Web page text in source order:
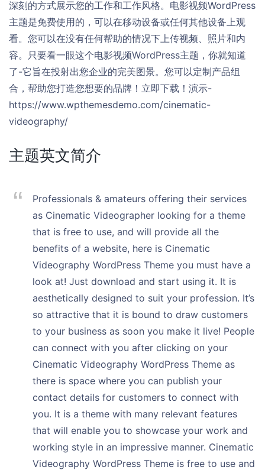
深刻的方式展示您的工作和工作风格。电影视频WordPress
主题是免费使用的，可以在移动设备或任何其他设备上观
看。您可以在没有任何帮助的情况下上传视频、照片和内
容。只要看一眼这个电影视频WordPress主题，你就知道
了-它旨在投射出您企业的完美图景。您可以定制产品组
合，帮助您打造您想要的品牌！立即下载！演示-
https://www.wpthemesdemo.com/cinematic-
videography/
主题英文简介
Professionals & amateurs offering their services
as Cinematic Videographer looking for a theme
that is free to use, and will provide all the
benefits of a website, here is Cinematic
Videography WordPress Theme you must have a
look at! Just download and start using it. It is
aesthetically designed to suit your profession. It’s
so attractive that it is bound to draw customers
to your business as soon you make it live! People
can connect with you after clicking on your
Cinematic Videography WordPress Theme as
there is space where you can publish your
contact details for customers to connect with
you. It is a theme with many relevant features
that will enable you to showcase your work and
working style in an impressive manner. Cinematic
Videography WordPress Theme is free to use and